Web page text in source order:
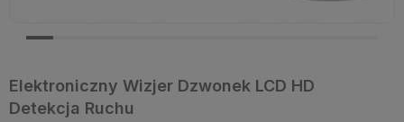
Elektroniczny Wizjer Dzwonek LCD HD
Detekcja Ruchu